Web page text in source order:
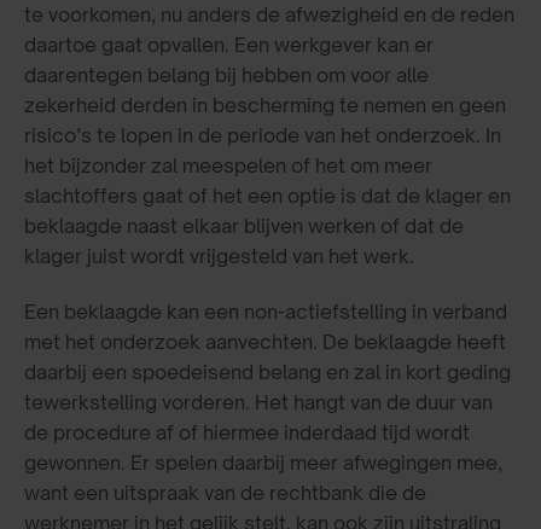
te voorkomen, nu anders de afwezigheid en de reden
daartoe gaat opvallen. Een werkgever kan er
daarentegen belang bij hebben om voor alle
zekerheid derden in bescherming te nemen en geen
risico’s te lopen in de periode van het onderzoek. In
het bijzonder zal meespelen of het om meer
slachtoffers gaat of het een optie is dat de klager en
beklaagde naast elkaar blijven werken of dat de
klager juist wordt vrijgesteld van het werk.
Een beklaagde kan een non-actiefstelling in verband
met het onderzoek aanvechten. De beklaagde heeft
daarbij een spoedeisend belang en zal in kort geding
tewerkstelling vorderen. Het hangt van de duur van
de procedure af of hiermee inderdaad tijd wordt
gewonnen. Er spelen daarbij meer afwegingen mee,
want een uitspraak van de rechtbank die de
werknemer in het gelijk stelt, kan ook zijn uitstraling